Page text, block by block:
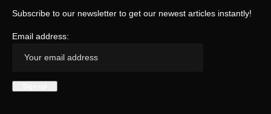
Subscribe to our newsletter to get our newest articles instantly!
Email address: